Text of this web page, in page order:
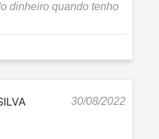
dinheiro quando tenho
30/08/2022